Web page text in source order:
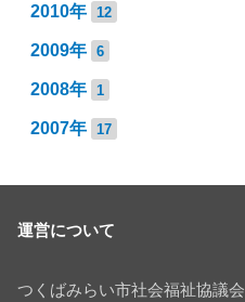
2010年 12
2009年 6
2008年 1
2007年 17
運営について
つくばみらい市社会福祉協議会